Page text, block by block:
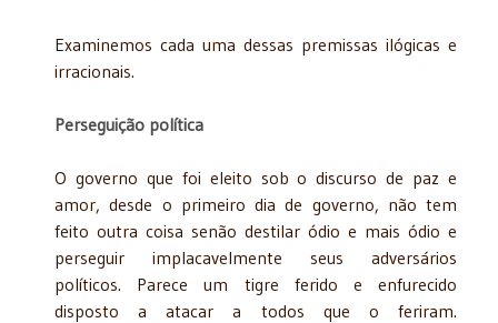
Examinemos cada uma dessas premissas ilógicas e
irracionais.
Perseguição política
O governo que foi eleito sob o discurso de paz e
amor, desde o primeiro dia de governo, não tem
feito outra coisa senão destilar ódio e mais ódio e
perseguir implacavelmente seus adversários
políticos. Parece um tigre ferido e enfurecido
disposto a atacar a todos que o feriram.